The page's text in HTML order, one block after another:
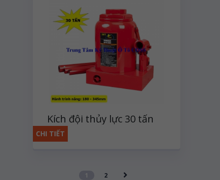
Kích đội thủy lực 30 tấn
CHI TIẾT
1 2